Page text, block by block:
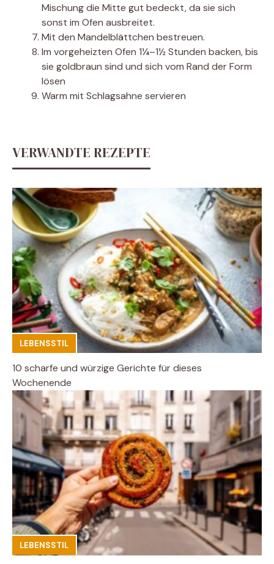
Mischung die Mitte gut bedeckt, da sie sich
sonst im Ofen ausbreitet.
Mit den Mandelblättchen bestreuen.
Im vorgeheizten Ofen 1¼–1½ Stunden backen, bis
sie goldbraun sind und sich vom Rand der Form
lösen
Warm mit Schlagsahne servieren
VERWANDTE REZEPTE
LEBENSSTIL
10 scharfe und würzige Gerichte für dieses
Wochenende
LEBENSSTIL